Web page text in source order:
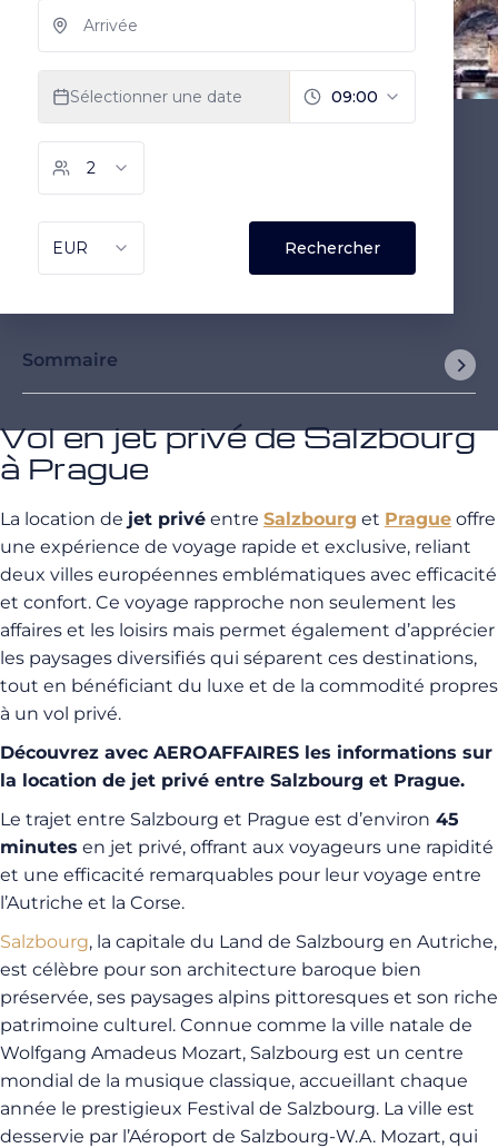
Sommaire
Vol en jet privé de Salzbourg
à Prague
La location de jet privé entre Salzbourg et Prague offre
une expérience de voyage rapide et exclusive, reliant
deux villes européennes emblématiques avec efficacité
et confort. Ce voyage rapproche non seulement les
affaires et les loisirs mais permet également d’apprécier
les paysages diversifiés qui séparent ces destinations,
tout en bénéficiant du luxe et de la commodité propres
à un vol privé.
Découvrez avec AEROAFFAIRES les informations sur
la location de jet privé entre Salzbourg et Prague.
Le trajet entre Salzbourg et Prague est d’environ 45
minutes en jet privé, offrant aux voyageurs une rapidité
et une efficacité remarquables pour leur voyage entre
l’Autriche et la Corse.
Salzbourg, la capitale du Land de Salzbourg en Autriche,
est célèbre pour son architecture baroque bien
préservée, ses paysages alpins pittoresques et son riche
patrimoine culturel. Connue comme la ville natale de
Wolfgang Amadeus Mozart, Salzbourg est un centre
mondial de la musique classique, accueillant chaque
année le prestigieux Festival de Salzbourg. La ville est
desservie par l’Aéroport de Salzbourg-W.A. Mozart, qui